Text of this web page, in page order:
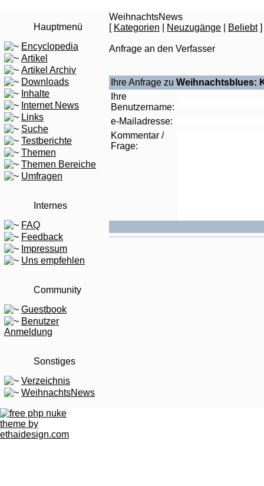
Hauptmenü
Encyclopedia
Artikel
Artikel Archiv
Downloads
Inhalte
Internet News
Links
Suche
Testberichte
Themen
Themen Bereiche
Umfragen
Internes
FAQ
Feedback
Impressum
Uns empfehlen
Community
Guestbook
Benutzer
Anmeldung
Sonstiges
Verzeichnis
WeihnachtsNews
WeihnachtsNews
[ Kategorien Neuzugänge Beliebt]
Anfrage an den Verfasser
Ihre Anfrage zu Weihnachtsblues:
Ihre
Benutzername:
e-Mailadresse:
Kommentar /
Frage: